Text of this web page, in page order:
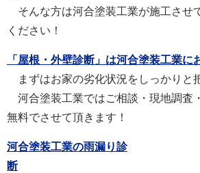
そんな方は河合塗装工業が施工させ
ください！
「屋根・外壁診断」は河合塗装工業に
まずはお家の劣化状況をしっかりと
河合塗装工業ではご相談・現地調査
無料でさせて頂きます！
河合塗装工業の雨漏り診
断